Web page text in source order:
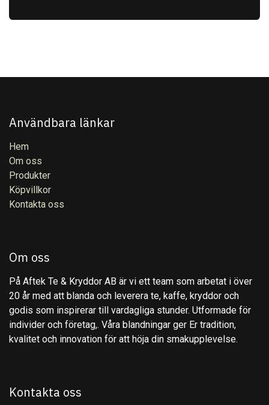
Användbara länkar
Hem
Om oss
Produkter
Köpvillkor
Kontakta oss
Om oss
På Aftek Te & Kryddor AB är vi ett team som arbetat i över
20 år med att blanda och leverera te, kaffe, kryddor och
godis som inspirerar till vardagliga stunder. Utformade för
individer och företag,. Våra blandningar ger Er tradition,
kvalitet och innovation för att höja din smakupplevelse.
Kontakta oss